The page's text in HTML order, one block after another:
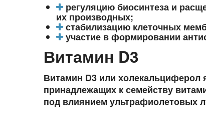
регуляцию биосинтеза и
их производных;
стабилизацию клеточных
участие в формировании
Витамин D3
Витамин D3 или
принадлежащих к семейству
под влиянием ультрафиолетовых